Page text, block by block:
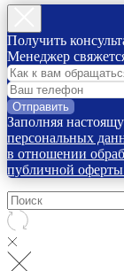
Получить
Менеджер
Отправить
Заполняя
персональных
в отношении
публичной